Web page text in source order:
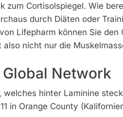
zum Cortisolspiegel. Wie
durch Diäten oder
Lifepharm können Sie
also nicht nur die
Network
welches hinter Laminine
in Orange County